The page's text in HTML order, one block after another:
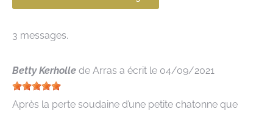
3 messages.
Betty Kerholle de Arras a écrit le 04/09/2021
Après la perte soudaine d’une petite chatonne que